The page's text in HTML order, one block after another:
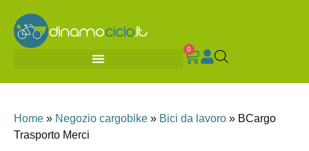
0
Home » Negozio cargobike » Bici da lavoro » BCargo
Trasporto Merci